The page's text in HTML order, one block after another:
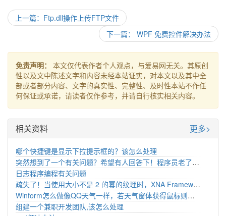
上一篇：Ftp.dll操作上传FTP文件
下一篇： WPF 免费控件解决办法
免责声明：
本文仅代表作者个人观点，与爱易网无关。其原创
性以及文中陈述文字和内容未经本站证实，对本文以及其中全
部或者部分内容、文字的真实性、完整性、及时性本站不作任
何保证或承诺，请读者仅作参考，并请自行核实相关内容。
相关资料 更多>
哪个快捷键是显示下拉提示框的？该怎么处理
突然想到了一个有关问题？希望有人回答下！程序员老了怎么处理
日志程序编程有关问题
疏失了！当使用大小不是 2 的幂的纹理时，XNA Framework Reach 配置文件要求 TextureAddressMode 为 Clamp
Winform怎么做像QQ天气一样，若天气窗体获得鼠标则不关闭，否则过会就关闭
组建一个兼职开发团队,该怎么处理